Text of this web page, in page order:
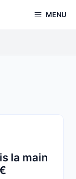
MENU
la main